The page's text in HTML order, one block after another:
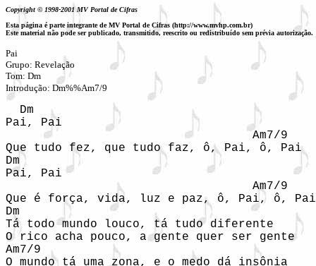
Copyright © 1998-2001 MV Portal de Cifras
Esta página é parte integrante de MV Portal de Cifras (http://www.mvhp.com.br)
Este material não pode ser publicado, transmitido, reescrito ou redistribuído sem prévia autorização.
Pai
Grupo: Revelação
Tom: Dm
Introdução: Dm%%Am7/9
  Dm
Pai, Pai
                                   Am7/9
Que tudo fez, que tudo faz, ô, Pai, ô, Pai
Dm
Pai, Pai
                                   Am7/9
Que é força, vida, luz e paz, ô, Pai, ô,
Dm
Tá todo mundo louco, tá tudo diferente
O rico acha pouco, a gente quer ser gente
Am7/9
O mundo tá uma zona, e o medo dá insônia